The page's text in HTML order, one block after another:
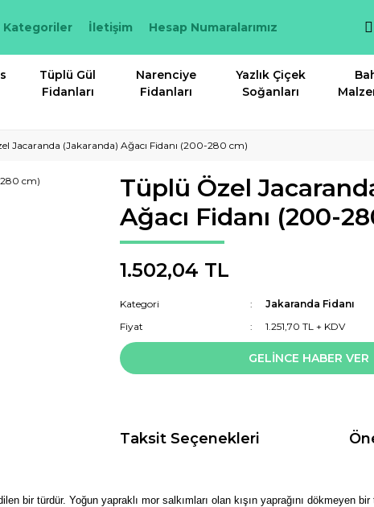
Kategoriler İletişim Hesap Numaralarımız
Tüplü Gül
Fidanları
Narenciye
Fidanları
Yazlık Çiçek
Soğanları
Jacaranda (Jakaranda) Ağacı Fidanı (200-280 cm)
Tüplü Özel
Ağacı Fidanı (200-
1.502,04 TL
Kategori
Jakaranda Fidanı
Fiyat
1.251,70 TL + KDV
GELİNCE HABER VER
Taksit Seçenekleri
bir türdür. Yoğun yapraklı mor salkımları olan kışın yaprağını dökmeyen